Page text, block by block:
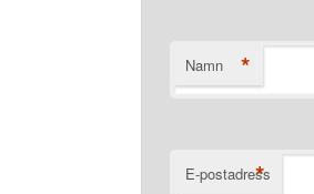
Namn *
E-postadress
*